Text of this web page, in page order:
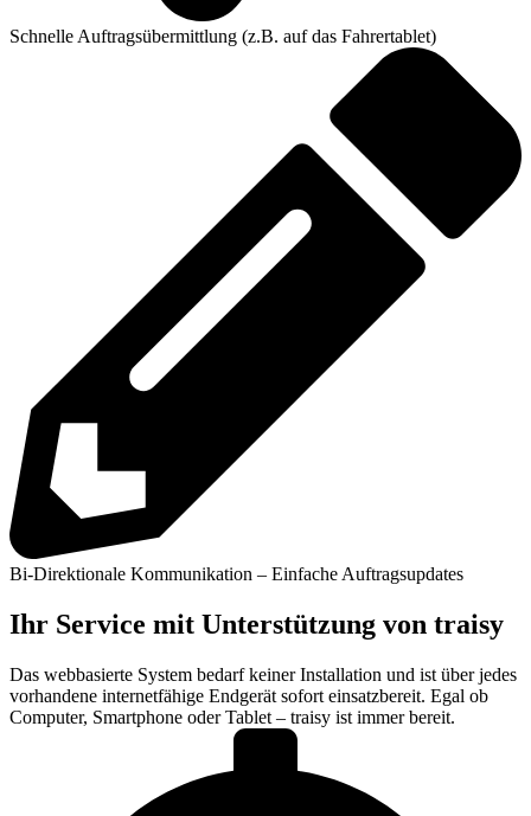
Schnelle Auftragsübermittlung (z.B. auf das Fahrertablet)
Bi-Direktionale Kommunikation – Einfache Auftragsupdates
Ihr Service mit Unterstützung von traisy
Das webbasierte System bedarf keiner Installation und ist über jedes
vorhandene internetfähige Endgerät sofort einsatzbereit. Egal ob
Computer, Smartphone oder Tablet – traisy ist immer bereit.